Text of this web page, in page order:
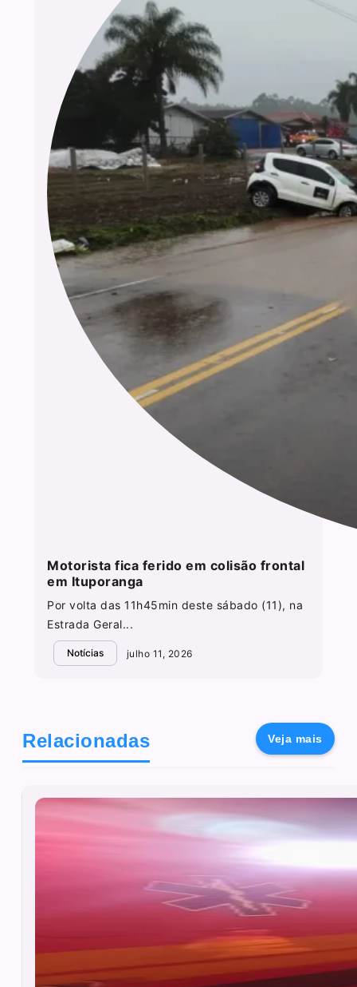
Motorista fica ferido em colisão frontal
em Ituporanga
Por volta das 11h45min deste sábado (11), na
Estrada Geral...
Notícias julho 11, 2026
Relacionadas Veja mais